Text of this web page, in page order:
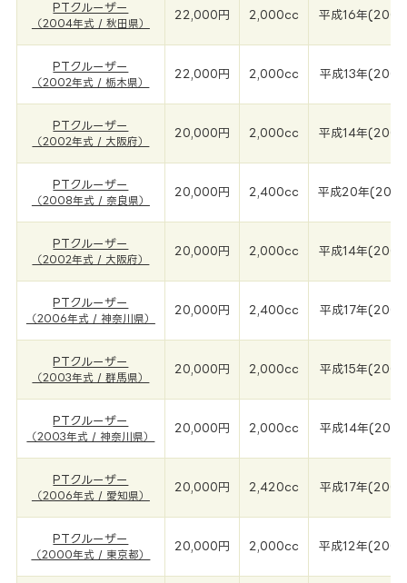
PTクルーザー
（2004年式 / 秋田県）
22,000円 2,000cc 平成16年
PTクルーザー
（2002年式 / 栃木県）
22,000円 2,000cc 平成13年
PTクルーザー
（2002年式 / 大阪府）
20,000円 2,000cc 平成14年
PTクルーザー
（2008年式 / 奈良県）
20,000円 2,400cc 平成20年
PTクルーザー
（2002年式 / 大阪府）
20,000円 2,000cc 平成14年
PTクルーザー
（2006年式 / 神奈川県）
20,000円 2,400cc 平成17年
PTクルーザー
（2003年式 / 群馬県）
20,000円 2,000cc 平成15年
PTクルーザー
（2003年式 / 神奈川県）
20,000円 2,000cc 平成14年
PTクルーザー
（2006年式 / 愛知県）
20,000円 2,420cc 平成17年
PTクルーザー
（2000年式 / 東京都）
20,000円 2,000cc 平成12年